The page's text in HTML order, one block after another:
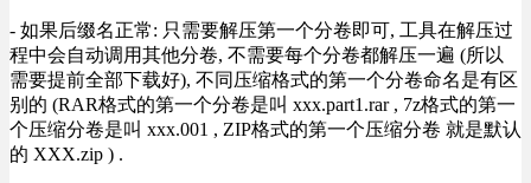
- 如果后缀名正常: 只需要解压第一个分卷即可, 工具在解压过
程中会自动调用其他分卷, 不需要每个分卷都解压一遍 (所以
需要提前全部下载好), 不同压缩格式的第一个分卷命名是有区
别的 (RAR格式的第一个分卷是叫 xxx.part1.rar , 7z格式的第一
个压缩分卷是叫 xxx.001 , ZIP格式的第一个压缩分卷 就是默认
的 XXX.zip ) .